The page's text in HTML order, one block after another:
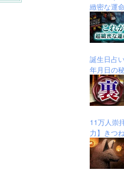
緻密な運
誕生日占
年月日の
11万人崇
力】きつ